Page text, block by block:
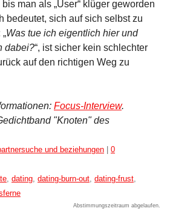
man als „User“ klüger geworden
bedeutet, sich auf sich selbst zu
Was tue ich eigentlich hier und
dabei?“, ist sicher kein schlechter
auf den richtigen Weg zu
Focus-Interview.
"Knoten" des
und beziehungen | 0
dating dating-burn-out dating-frust
Abstimmungszeitraum abgelaufen.